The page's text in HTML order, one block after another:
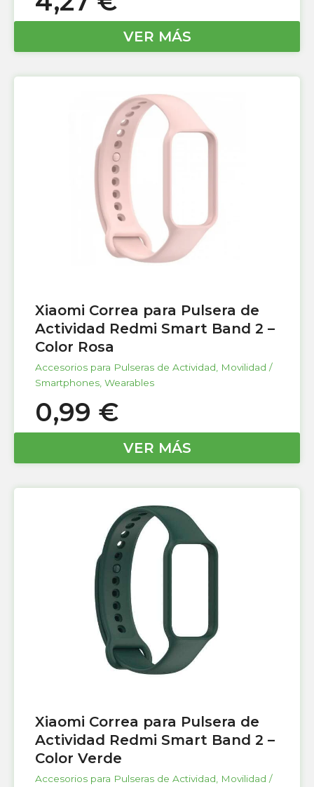
VER MÁS
Xiaomi Correa para Pulsera de
Actividad Redmi Smart Band 2 –
Color Rosa
Accesorios para Pulseras de Actividad, Movilidad /
Smartphones, Wearables
0,99 €
VER MÁS
Xiaomi Correa para Pulsera de
Actividad Redmi Smart Band 2 –
Color Verde
Accesorios para Pulseras de Actividad
Movilidad /